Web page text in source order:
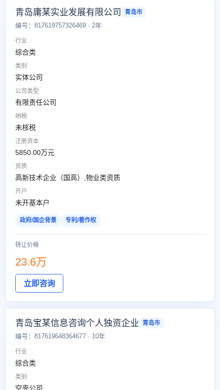
青岛庸某实业发展有限公司 青岛市
编号：817619757326469 · 2年
行业
综合类
类别
实体公司
公司类型
有限责任公司
纳税
未核税
注册资本
5850.00万元
资质
高新技术企业（国高）,物业类资质
开户
未开基本户
政府/国企背景 专利/著作权
转让价格
23.6万
立即咨询
青岛宝某信息咨询个人独资企业 青岛市
编号：817619648364677 · 10年
行业
综合类
类别
空壳公司